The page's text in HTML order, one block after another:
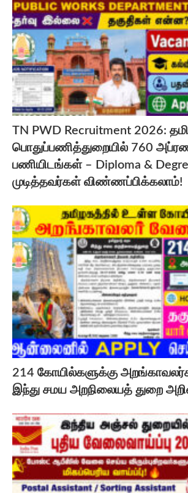
TN PWD Recruitment 2026:
பொதுப்பணித்துறையில் 760
பணியிடங்கள் – Diploma &
முடித்தவர்கள் விண்ணப்பிக்கலாம்!
214 கோயில்களுக்கு
இந்து சமய அறநிலையத் துறை